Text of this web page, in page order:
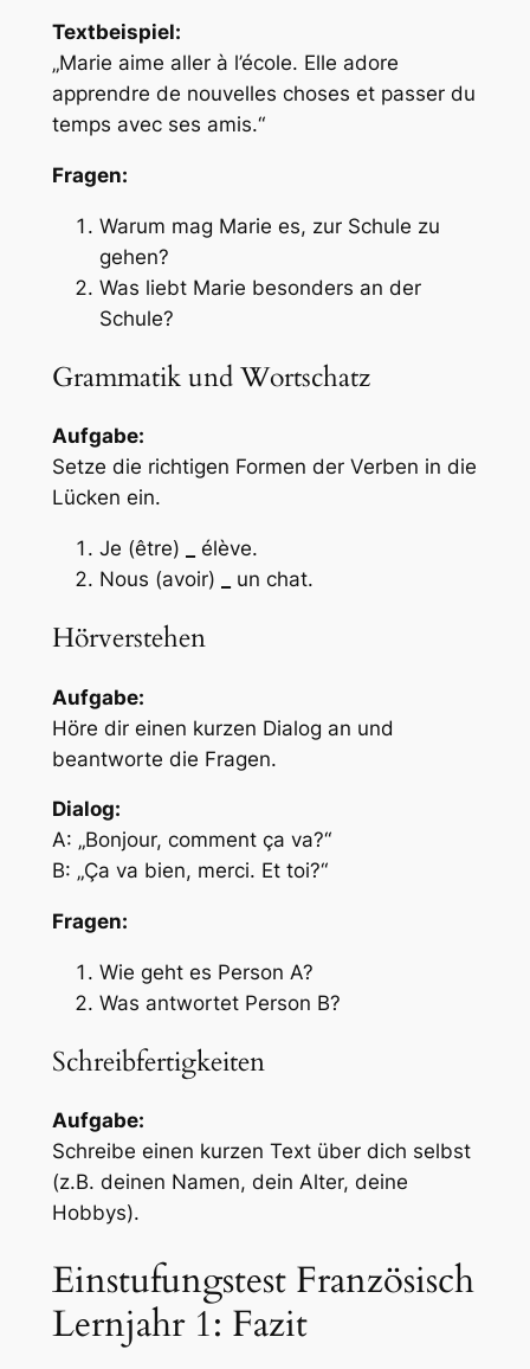
Textbeispiel:
„Marie aime aller à l’école. Elle adore
apprendre de nouvelles choses et passer du
temps avec ses amis.“
Fragen:
Warum mag Marie es, zur Schule zu
gehen?
Was liebt Marie besonders an der
Schule?
Grammatik und Wortschatz
Aufgabe:
Setze die richtigen Formen der Verben in die
Lücken ein.
Je (être)
élève.
Nous (avoir)
un chat.
Hörverstehen
Aufgabe:
Höre dir einen kurzen Dialog an und
beantworte die Fragen.
Dialog:
A: „Bonjour, comment ça va?“
B: „Ça va bien, merci. Et toi?“
Fragen:
Wie geht es Person A?
Was antwortet Person B?
Schreibfertigkeiten
Aufgabe:
Schreibe einen kurzen Text über dich selbst
(z.B. deinen Namen, dein Alter, deine
Hobbys).
Einstufungstest Französisch
Lernjahr 1: Fazit